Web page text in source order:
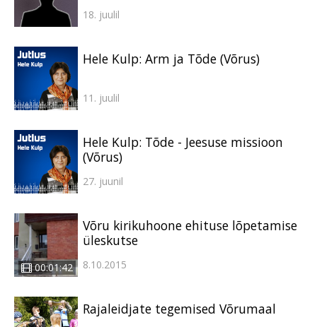
18. juulil
Hele Kulp: Arm ja Tõde (Võrus)
11. juulil
Hele Kulp: Tõde - Jeesuse missioon
(Võrus)
27. juunil
00:01:42
Võru kirikuhoone ehituse lõpetamise
üleskutse
8.10.2015
Rajaleidjate tegemised Võrumaal